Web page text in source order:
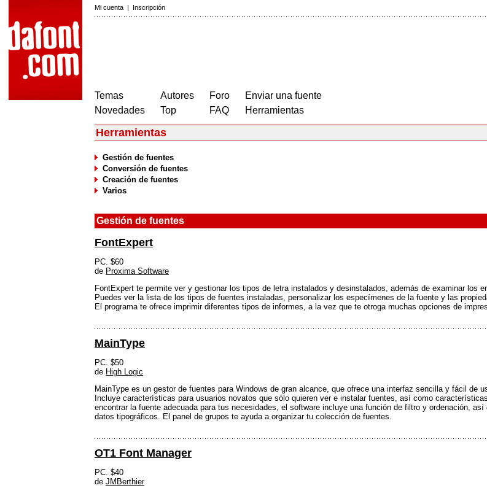
Mi cuenta | Inscripción
Temas
Novedades
Autores
Top
Foro
FAQ
Enviar una fuente
Herramientas
Herramientas
Gestión de fuentes
Conversión de fuentes
Creación de fuentes
Varios
Gestión de fuentes
FontExpert
PC. $60
de Proxima Software
FontExpert te permite ver y gestionar los tipos de letra instalados y desinstalados, además de examinar los
Puedes ver la lista de los tipos de fuentes instaladas, personalizar los especímenes de la fuente y las
El programa te ofrece imprimir diferentes tipos de informes, a la vez que te otroga muchas opciones de
MainType
PC. $50
de High Logic
MainType es un gestor de fuentes para Windows de gran alcance, que ofrece una interfaz sencilla y fácil de
Incluye características para usuarios novatos que sólo quieren ver e instalar fuentes, así como
encontrar la fuente adecuada para tus necesidades, el software incluye una función de filtro y ordenación,
datos tipográficos. El panel de grupos te ayuda a organizar tu colección de fuentes.
OT1 Font Manager
PC. $40
de JMBerthier